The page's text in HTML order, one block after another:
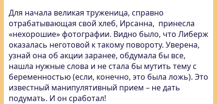
Для начала великая труженица, справно
отрабатывающая свой хлеб, Ирсанна, принесла
«нехорошие» фотографии. Видно было, что Либерж
оказалась неготовой к такому повороту. Уверена,
узнай она об акции заранее, обдумала бы все,
нашла нужные слова и не стала бы мутить тему с
беременностью (если, конечно, это была ложь). Это
известный манипулятивный прием – не дать
подумать. И он сработал!